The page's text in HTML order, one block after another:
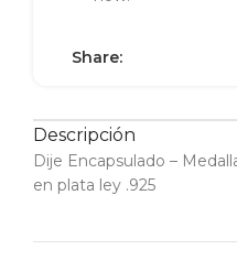
Share:
Descripción
Dije Encapsulado –
en plata ley .925